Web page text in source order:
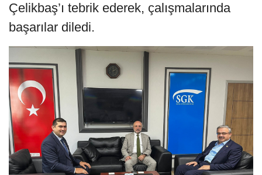
Çelikbaş’ı tebrik ederek, çalışmalarında
başarılar diledi.